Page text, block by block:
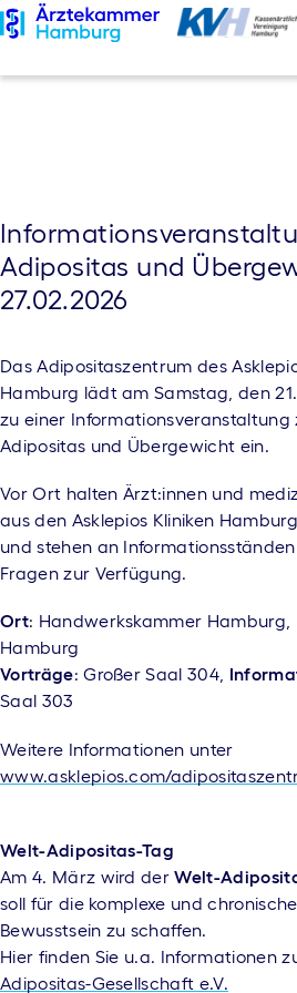
Informationen
Aktuelles
Barrierefreiheit
Adipositas und
27.02.2026
Das Adipositaszentrum des
Hamburg lädt am Samstag, den
zu einer Informationsveranstaltung
Adipositas und Übergewicht ein.
Vor Ort halten Ärzt:innen und
aus den Asklepios Kliniken
und stehen an
Fragen zur Verfügung.
Ort: Handwerkskammer Hamburg,
Hamburg
Vorträge: Großer Saal 304,
Saal 303
Weitere Informationen unter
www.asklepios.com/
Welt-Adipositas-Tag
Am 4. März wird derWelt-
soll für die komplexe und
Bewusstsein zu schaffen.
Hier finden Sie u.a. Informationen
Adipositas-Gesellschaft e.V.